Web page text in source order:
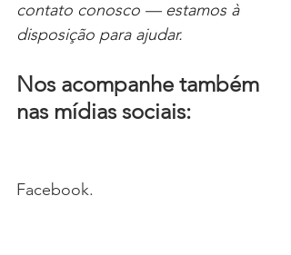
contato conosco — estamos à
disposição para ajudar.
Nos acompanhe também
nas mídias sociais:
Facebook.